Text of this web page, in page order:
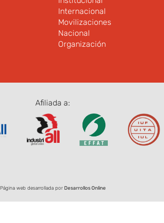
Internacional
Movilizaciones
Nacional
Organización
Afiliada a:
Página web desarrollada porDesarrollos Online